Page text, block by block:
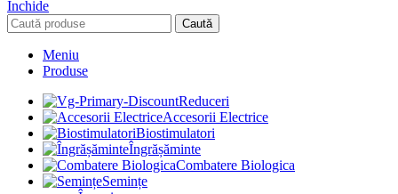
Închide
Caută
Meniu
Produse
Reduceri
Accesorii Electrice
Biostimulatori
Îngrășăminte
Combatere Biologica
Semințe